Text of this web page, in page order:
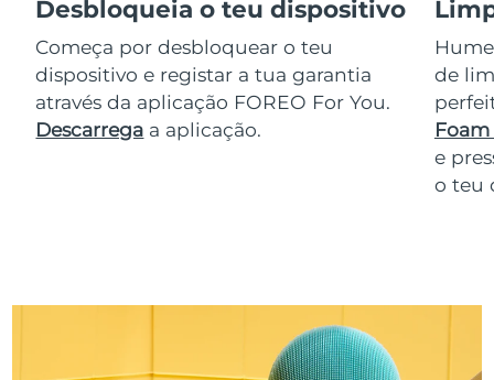
Desbloqueia o teu dispositivo
Começa por desbloquear o teu
dispositivo e registar a tua garantia
através da aplicação FOREO For You.
Descarrega a aplicação.
de
Foam
e
o teu